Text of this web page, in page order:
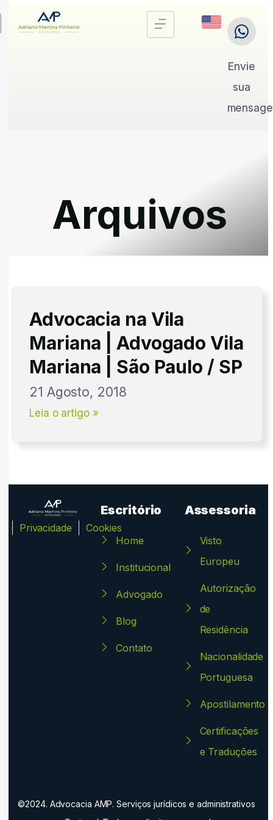
Envie
sua
Arquivos
Advocacia na Vila
Mariana | Advogado Vila
Mariana | São Paulo / SP
21 Agosto, 2018
Leia o artigo »
Privacidade Cookies
Escritório
Home
Institucional
Advogado
Blog
Contato
Assessoria
Visto
Europeu
Autorização
de
Residência
Nacionalidade
Portuguesa
Apostilamento
Certificações
e Traduções
©2024. Advocacia AMP. Serviços jurídicos e administrativos